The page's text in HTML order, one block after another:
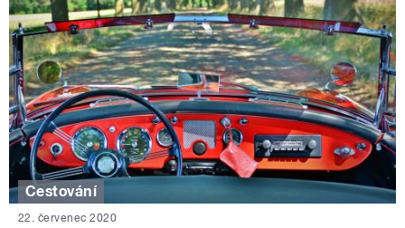
Cestování
22. červenec 2020